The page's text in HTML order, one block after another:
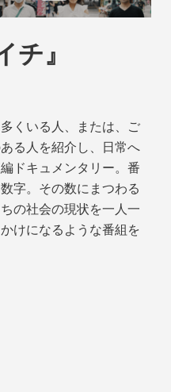
チ』
くいる人、または、ご
る人を紹介し、日常へ
ドキュメンタリー。番
字。その数にまつわる
の社会の現状を一人一
けになるような番組を